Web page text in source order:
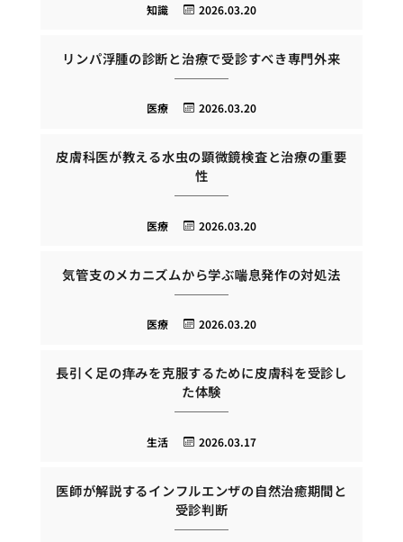
2026.03.20
知識
リンパ浮腫の診断と治療で受診すべき専門外来
2026.03.20
医療
皮膚科医が教える水虫の顕微鏡検査と治療の重要
性
2026.03.20
医療
気管支のメカニズムから学ぶ喘息発作の対処法
2026.03.20
医療
長引く足の痒みを克服するために皮膚科を受診し
た体験
2026.03.17
生活
医師が解説するインフルエンザの自然治癒期間と
受診判断